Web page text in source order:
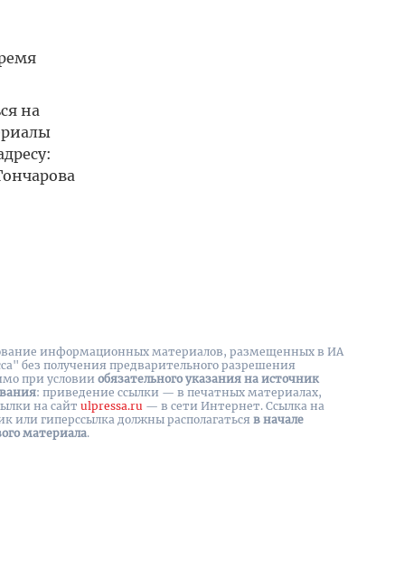
на
информационных материалов, размещенных в ИА
без получения предварительного разрешения
при условии обязательного указания на источник
: приведение ссылки — в печатных материалах,
на cайт ulpressa.ru — в сети Интернет. Ссылка на
или гиперссылка должны располагаться в начале
материала.